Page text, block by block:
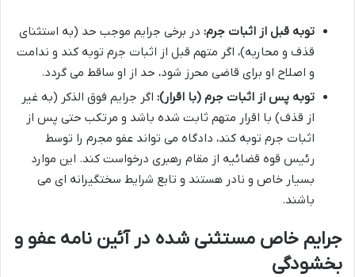
توبه قبل از اثبات جرم: در برخی جرایم موجب حد (به استثنای
قذف و محاربه)، اگر متهم قبل از اثبات جرم توبه کند و ندامت
و اصلاح او برای قاضی محرز شود، حد از او ساقط می گردد.
توبه پس از اثبات جرم (با اقرار): اگر جرایم فوق الذکر (به غیر
از قذف) با اقرار متهم ثابت شده باشد و مرتکب حتی پس از
اثبات جرم توبه کند، دادگاه می تواند عفو مجرم را توسط
رئیس قوه قضائیه از مقام رهبری درخواست کند. این موارد
بسیار خاص و نادر هستند و تابع شرایط سختگیرانه ای می
باشند.
جرایم خاص مستثنی شده در آئین نامه عفو و
بخشودگی